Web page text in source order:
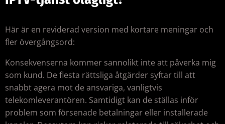
Här är en reviderad version med kortare meningar och
fler övergångsord:
Konsekvenserna kommer sannolikt inte att påverka mig
som kund. De flesta rättsliga åtgärder syftar till att
snabbt agera mot de ansvariga, vanligtvis
telekomleverantören. Samtidigt kan de ställas inför
problem som försenade betalningar eller installerade